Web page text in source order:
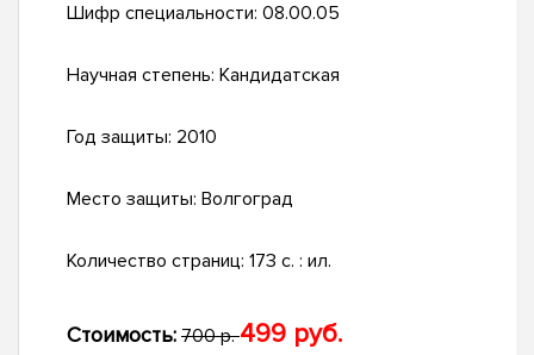
Шифр специальности: 08.00.05
Научная степень: Кандидатская
Год защиты: 2010
Место защиты: Волгоград
Количество страниц: 173 с. : ил.
Стоимость: 700 р.499 руб.